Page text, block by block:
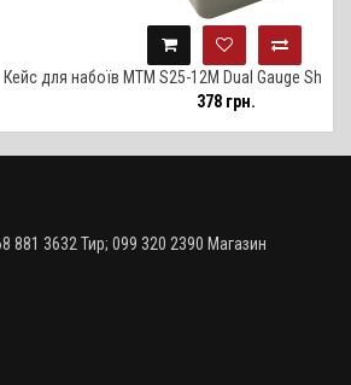
MTM S25-12M Dual Gauge Shotshell Case на
набоїв 12 і 10 кал. (12/89), зелений
881 3632 Тир; 099 320 2390 Магазин